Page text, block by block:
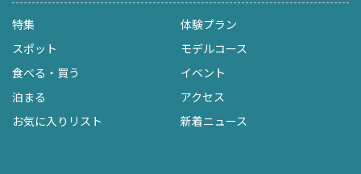
特集
体験プラン
スポット
モデルコース
食べる・買う
イベント
泊まる
アクセス
お気に入りリスト
新着ニュース